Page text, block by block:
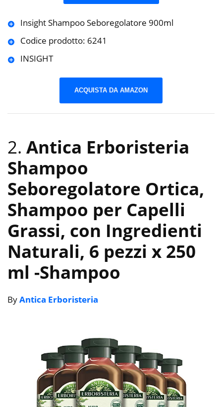
Insight Shampoo Seboregolatore 900ml
Codice prodotto: 6241
INSIGHT
ACQUISTA DA AMAZON
2. Antica Erboristeria
Shampoo
Seboregolatore Ortica,
Shampoo per Capelli
Grassi, con Ingredienti
Naturali, 6 pezzi x 250
ml -Shampoo
ByAntica Erboristeria